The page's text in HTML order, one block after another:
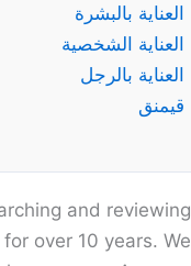
العناية بالبشرة
العناية الشخصية
العناية بالرجل
قيمنق
and reviewing
over 10 years. We